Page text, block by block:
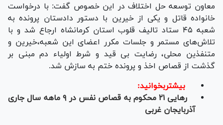
معاون توسعه حل اختلاف در این خصوص گفت: با درخواست
خانواده‌ قاتل و یکی از خیرین با دستور دادستان پرونده به
شعبه ۴۵ ستاد تالیف قلوب استان کرمانشاه ارجاع شد و با
تلاش‌های مستمر و جلسات مکرر اعضای این شعبه،خیرین و
متنفذین محلی، رضایت بی قید و شرط اولیاء دم مبنی بر
گذشت از قصاص اخذ و پرونده ختم به سازش شد.
بیشتربخوانید:
رهایی ۲۱ محکوم به قصاص نفس در ۹ ماهه سال جاری
آذربایجان غربی